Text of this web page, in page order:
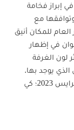
في إبراز فخامة
مع
للمكان أنيق
في إظهار
لون الغرفة
يوجد بها.
لذلك سوف نقدم تاليًا الوان دهانات شقق عرايس 2023؛ كي